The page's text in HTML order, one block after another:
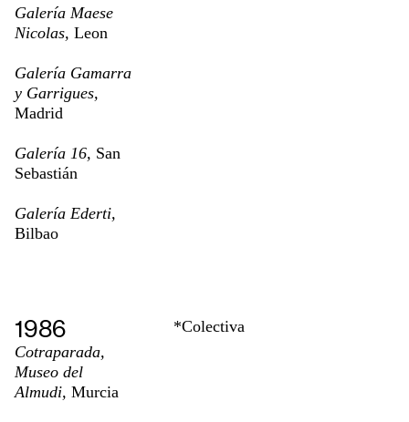
Galería Maese
Nicolas, Leon
Galería Gamarra
y Garrigues,
Madrid
Galería 16, San
Sebastián
Galería Ederti,
Bilbao
1986
Cotraparada,
Museo del
Almudi, Murcia
*Colectiva